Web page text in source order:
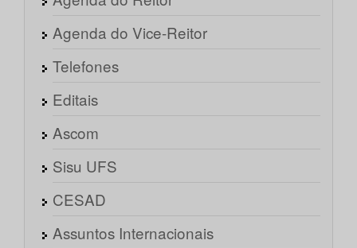
Agenda do Vice-Reitor
Telefones
Editais
Ascom
Sisu UFS
CESAD
Assuntos Internacionais